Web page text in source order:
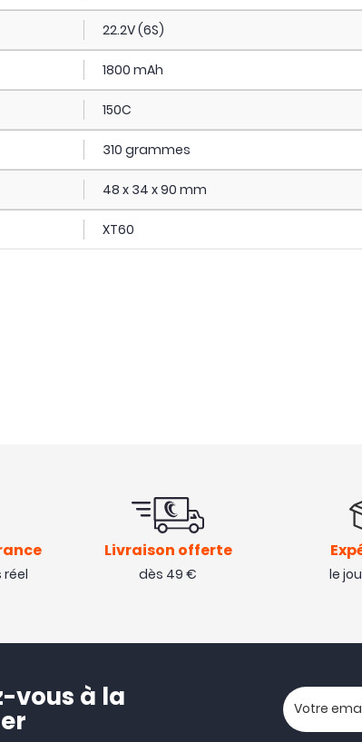
22.2V (6S)
1800 mAh
150C
310 grammes
48 x 34 x 90 mm
XT60
Livraison offerte
dès 49 € le
vous à la Votre